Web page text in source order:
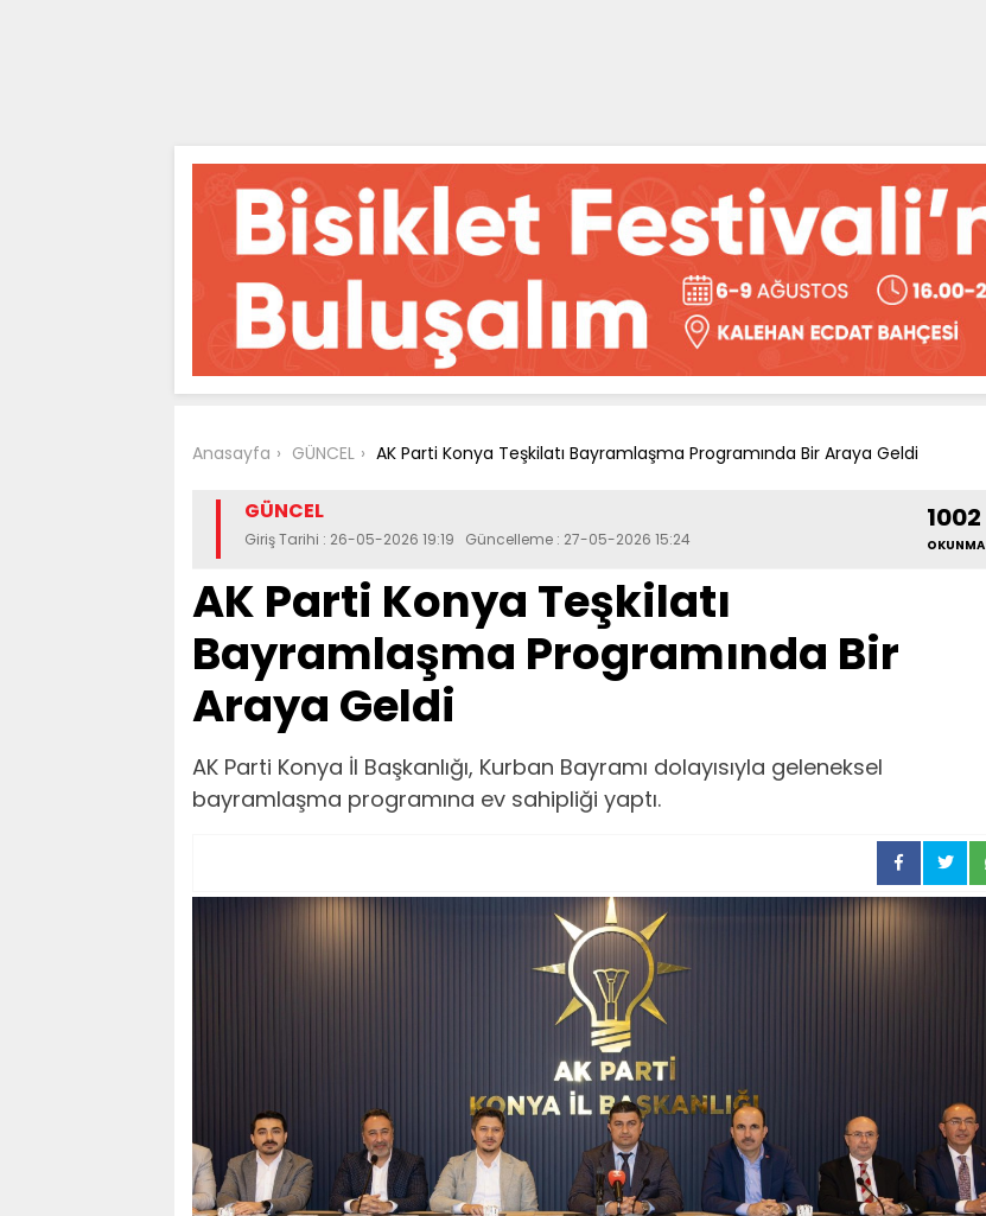
Anasayfa GÜNCEL AK Parti Konya Teşkilatı Bayramlaşma Programında Bir Araya Geldi
GÜNCEL
Giriş Tarihi : 26-05-2026 19:19 Güncelleme : 27-05-2026 15:24
1002
OKUNMA
AK Parti Konya Teşkilatı
Bayramlaşma Programında Bir
Araya Geldi
AK Parti Konya İl Başkanlığı, Kurban Bayramı dolayısıyla geleneksel
bayramlaşma programına ev sahipliği yaptı.